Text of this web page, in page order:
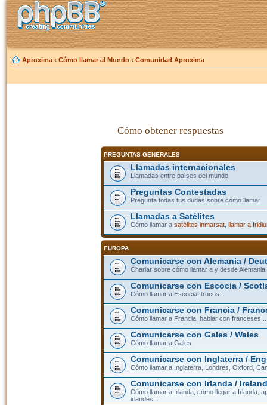
Aproxima ‹ Cómo llamar al Mundo ‹ Comunidad Aproxima
Cómo obtener respuestas
PREGUNTAS GENERALES
Llamadas internacionales
Llamadas entre países del mundo
Preguntas Contestadas
Pregunta todas tus dudas sobre cómo llamar
Llamadas a Satélites
Cómo llamar a satélites inmarsat, llamar a
EUROPA
Comunicarse con Alemania /
Charlar sobre cómo llamar a y desde Alemania
Comunicarse con Escocia /
Cómo llamar a Escocia, trucos...
Comunicarse con Francia /
Cómo llamar a Francia, hablar con franceses...
Comunicarse con Gales / Wales
Cómo llamar a Gales
Comunicarse con Inglaterra /
Cómo llamar a Inglaterra, Londres, Oxford,
Comunicarse con Irlanda / Ireland
Cómo llamar a Irlanda, cómo llegar a Irlanda,
irlandés...